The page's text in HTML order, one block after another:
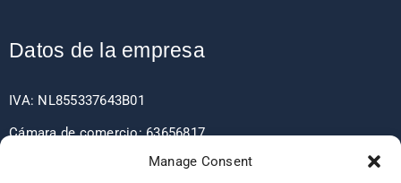
Manage Consent
Datos de la empresa
IVA: NL855337643B01
Cámara de comercio: 63656817